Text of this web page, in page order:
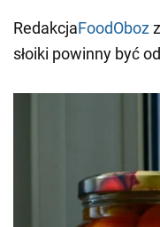
RedakcjaFoodOboz
słoiki powinny być